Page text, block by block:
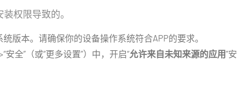
权限导致的。
版本。请确保你的设备操作系统符合APP的要求。
安全”（或“更多设置”）中，开启“允许来自未知来源的应用”安